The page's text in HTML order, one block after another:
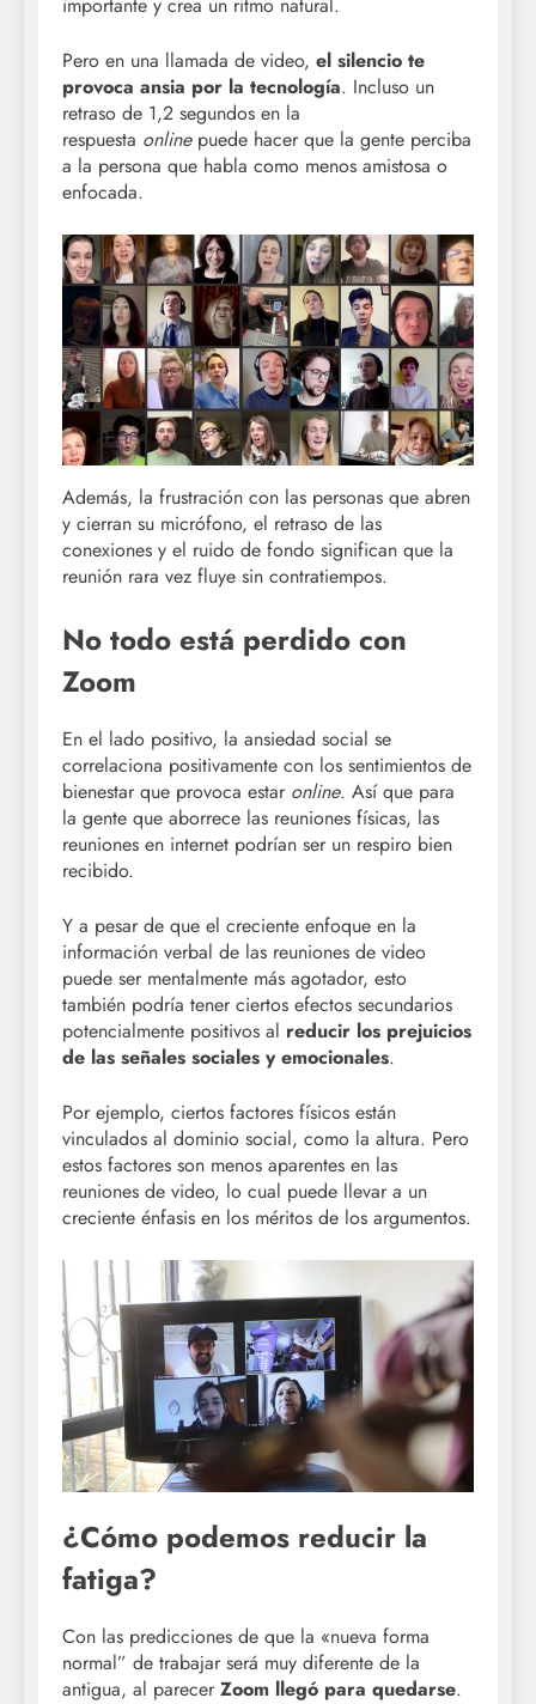
Pero en una llamada de video, el silencio te
provoca ansia por la tecnología. Incluso un
retraso de 1,2 segundos en la
respuesta onlinepuede hacer que la gente perciba
a la persona que habla como menos amistosa o
enfocada.
Además, la frustración con las personas que abren
y cierran su micrófono, el retraso de las
conexiones y el ruido de fondo significan que la
reunión rara vez fluye sin contratiempos.
No todo está perdido con
Zoom
En el lado positivo, la ansiedad social se
correlaciona positivamente con los sentimientos de
bienestar que provoca estar online. Así que para
la gente que aborrece las reuniones físicas, las
reuniones en internet podrían ser un respiro bien
recibido.
Y a pesar de que el creciente enfoque en la
información verbal de las reuniones de video
puede ser mentalmente más agotador, esto
también podría tener ciertos efectos secundarios
potencialmente positivos al reducir los prejuicios
de las señales sociales y emocionales.
Por ejemplo, ciertos factores físicos están
vinculados al dominio social, como la altura. Pero
estos factores son menos aparentes en las
reuniones de video, lo cual puede llevar a un
creciente énfasis en los méritos de los argumentos.
¿Cómo podemos reducir la
fatiga?
Con las predicciones de que la «nueva forma
normal” de trabajar será muy diferente de la
antigua, al parecer Zoom llegó para quedarse.